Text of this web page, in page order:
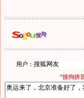
用户：
*搜狗拼